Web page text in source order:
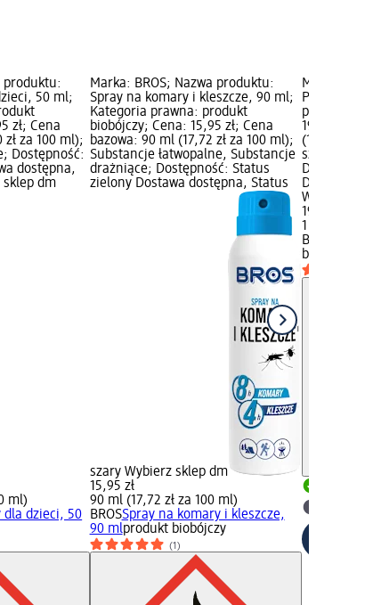
produktu:
50 ml;
zł; Cena
za 100 ml);
Dostępność:
dostępna,
sklep dm
ml)
dla dzieci, 50
Marka: BROS; Nazwa produktu:
Spray na komary i kleszcze, 90 ml;
Kategoria prawna: produkt
biobójczy; Cena: 15,95 zł; Cena
bazowa: 90 ml (17,72 zł za 100 ml);
Substancje łatwopalne, Substancje
drażniące; Dostępność: Status
zielony Dostawa dostępna, Status
szary Wybierz sklep dm
15,95 zł
90 ml (17,72 zł za 100 ml)
BROSSpray na komary i kleszcze,
90 mlprodukt biobójczy
(1)
Marka:
Płytka na
prawna:
19,95 zł;
(19,95 zł
szkodliwe
Dostawa
Wybierz
19,95 zł
1 szt.
BROS
biobójczy